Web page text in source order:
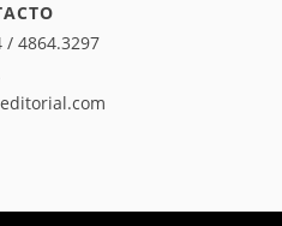
/ 4864.3297